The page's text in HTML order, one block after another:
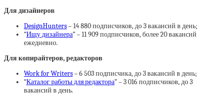
Для дизайнеров
DesignHunters– 14 880 подписчиков, до 3 вакансий в день;
“Ищу дизайнера” – 11 909 подписчиков, более 20 вакансий
ежедневно.
Для копирайтеров, редакторов
Work for Writers– 6 503 подписчика, до 3 вакансий в день;
“Каталог работы для редактора” – 3 016 подписчиков, до 3
вакансий в день.